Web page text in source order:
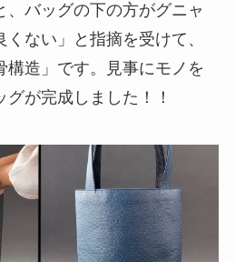
、バッグの下の方がグニャ
ない」と指摘を受けて、
構造」です。見事にモノを
が完成しました！！